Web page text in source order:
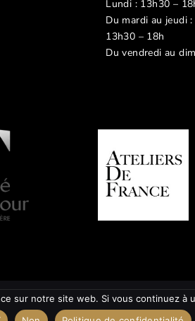
Lundi : 13h30 –
Du mardi au jeudi
13h30 – 18h
Du vendredi au
sur notre site web. Si vous continuez